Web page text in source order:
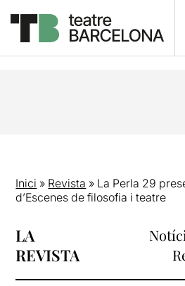
Inici » Revista » La Perla 29
d’Escenes de filosofia i teatre
LA
REVISTA